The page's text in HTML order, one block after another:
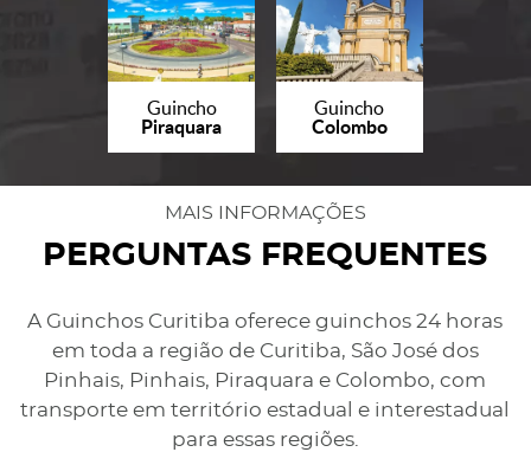
Guincho
Piraquara
Guincho
Colombo
MAIS INFORMAÇÕES
PERGUNTAS FREQUENTES
A Guinchos Curitiba oferece guinchos 24 horas
em toda a região de Curitiba, São José dos
Pinhais, Pinhais, Piraquara e Colombo, com
transporte em território estadual e interestadual
para essas regiões.